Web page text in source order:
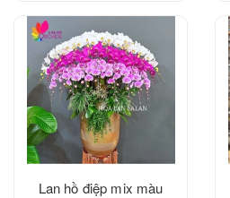
Lan hồ điệp mix màu